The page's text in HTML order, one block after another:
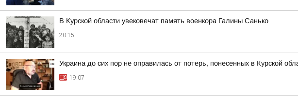
В Курской области увековечат память военкора Галины Санько
20:15
Украина до сих пор не оправилась от потерь, понесенных в Курской
19:07